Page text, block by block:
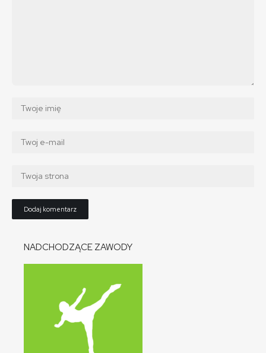
NADCHODZĄCE ZAWODY